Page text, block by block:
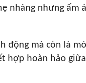
nhàng nhưng ấm
động mà còn là
hợp hoàn hảo